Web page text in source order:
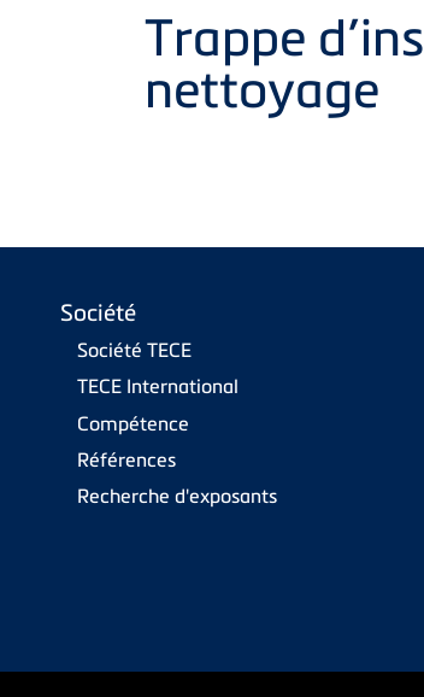
Trappe
nettoyage
Société
Société TECE
TECE International
Compétence
Références
Recherche d'exposants